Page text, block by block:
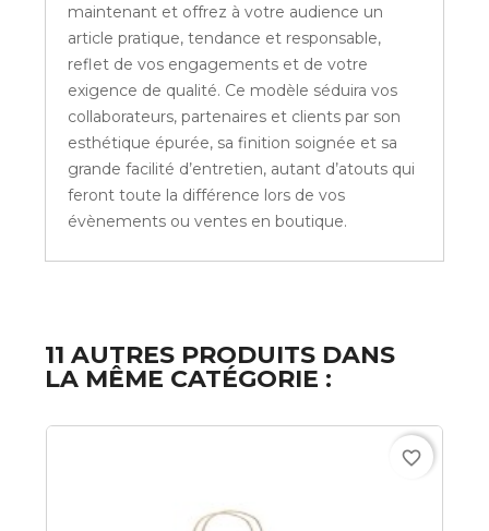
maintenant et offrez à votre audience un
article pratique, tendance et responsable,
reflet de vos engagements et de votre
exigence de qualité. Ce modèle séduira vos
collaborateurs, partenaires et clients par son
esthétique épurée, sa finition soignée et sa
grande facilité d’entretien, autant d’atouts qui
feront toute la différence lors de vos
évènements ou ventes en boutique.
11 AUTRES PRODUITS DANS
LA MÊME CATÉGORIE :
favorite_border